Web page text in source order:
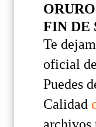
FIN DE
Te
oficial
Puedes
Calidad
archivos